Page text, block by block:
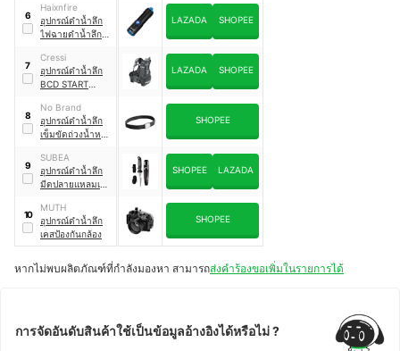
6
Haixnfire
อุปกรณ์ดำน้ำลึก
ไฟฉายดําน้ำลึก
LAZADA SHOPEE
7
Cressi
อุปกรณ์ดำน้ำลึก
BCD START
LAZADA SHOPEE
8
No Brand
อุปกรณ์ดำน้ำลึก
เข็มขัดถ่วงน้ำหนัก
SHOPEE
9
SUBEA
อุปกรณ์ดำน้ำลึก
มีดปลายแหลมเพื่อ
SHOPEE LAZADA
10
MUTH
อุปกรณ์ดำน้ำลึก
เคสป้องกันกล้อง
SHOPEE
หากไม่พบผลิตภัณฑ์ที่กำลังมองหา สามารถส่งคำร้องขอเพิ่มในรายการได้
การจัดอันดับสินค้าใช้เป็นข้อมูลอ้างอิงได้หรือไม่ ?